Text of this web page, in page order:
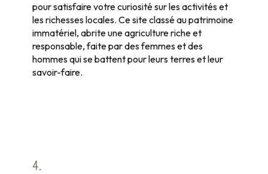
pour satisfaire votre curiosité sur les activités et
les richesses locales. Ce site classé au patrimoine
immatériel, abrite une agriculture riche et
responsable, faite par des femmes et des
hommes qui se battent pour leurs terres et leur
savoir-faire.
4.